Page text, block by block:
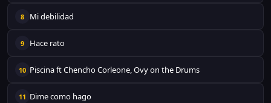
8 Mi debilidad
9 Hace rato
10 Piscina ft Chencho Corleone, Ovy on the Drums
11 Dime como hago